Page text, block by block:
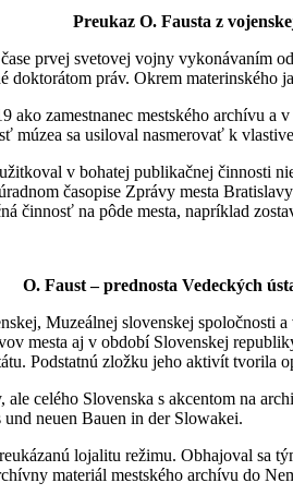
Preukaz O. Fausta z
prvej svetovej vojny vykonávaním
doktorátom práv. Okrem
ako zamestnanec mestského archívu
múzea sa usiloval nasmerovať k
v bohatej publikačnej činnosti
časopise Zprávy mesta
činnosť na pôde mesta, napríklad
O. Faust – prednosta Vedeckých
Muzeálnej slovenskej spoločnosti
mesta aj v období Slovenskej
Podstatnú zložku jeho aktivít tvorila
celého Slovenska s akcentom na
neuen Bauen in der Slowakei.
lojalitu režimu. Obhajoval sa
materiál mestského archívu do